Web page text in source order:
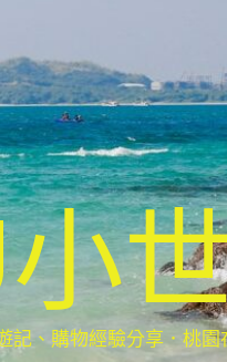
記、購物經驗分享．桃